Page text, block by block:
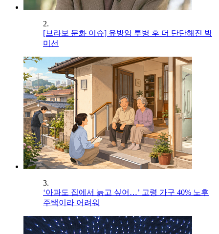
2.
[브라보 문화 이슈] 유방암 투병 후 더 단단해진 박
미선
3.
‘아파도 집에서 늙고 싶어…’ 고령 가구 40% 노후
주택이라 어려워